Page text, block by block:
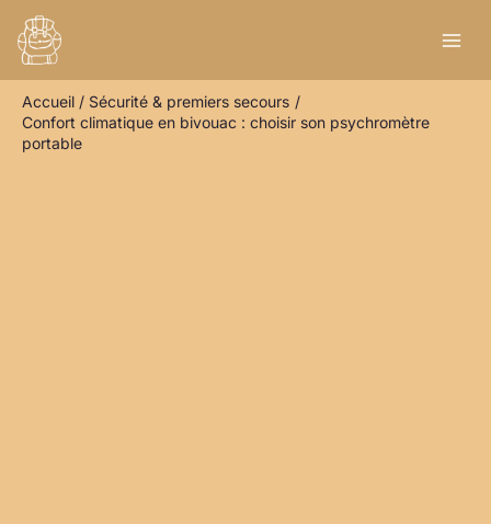
contenu
Accueil
Sécurité & premiers secours
Confort climatique en bivouac : choisir son psychromètre
portable
e
h
e